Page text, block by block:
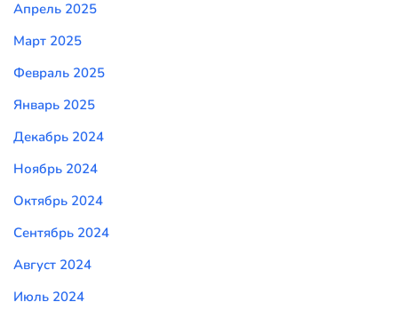
Апрель 2025
Март 2025
Февраль 2025
Январь 2025
Декабрь 2024
Ноябрь 2024
Октябрь 2024
Сентябрь 2024
Август 2024
Июль 2024